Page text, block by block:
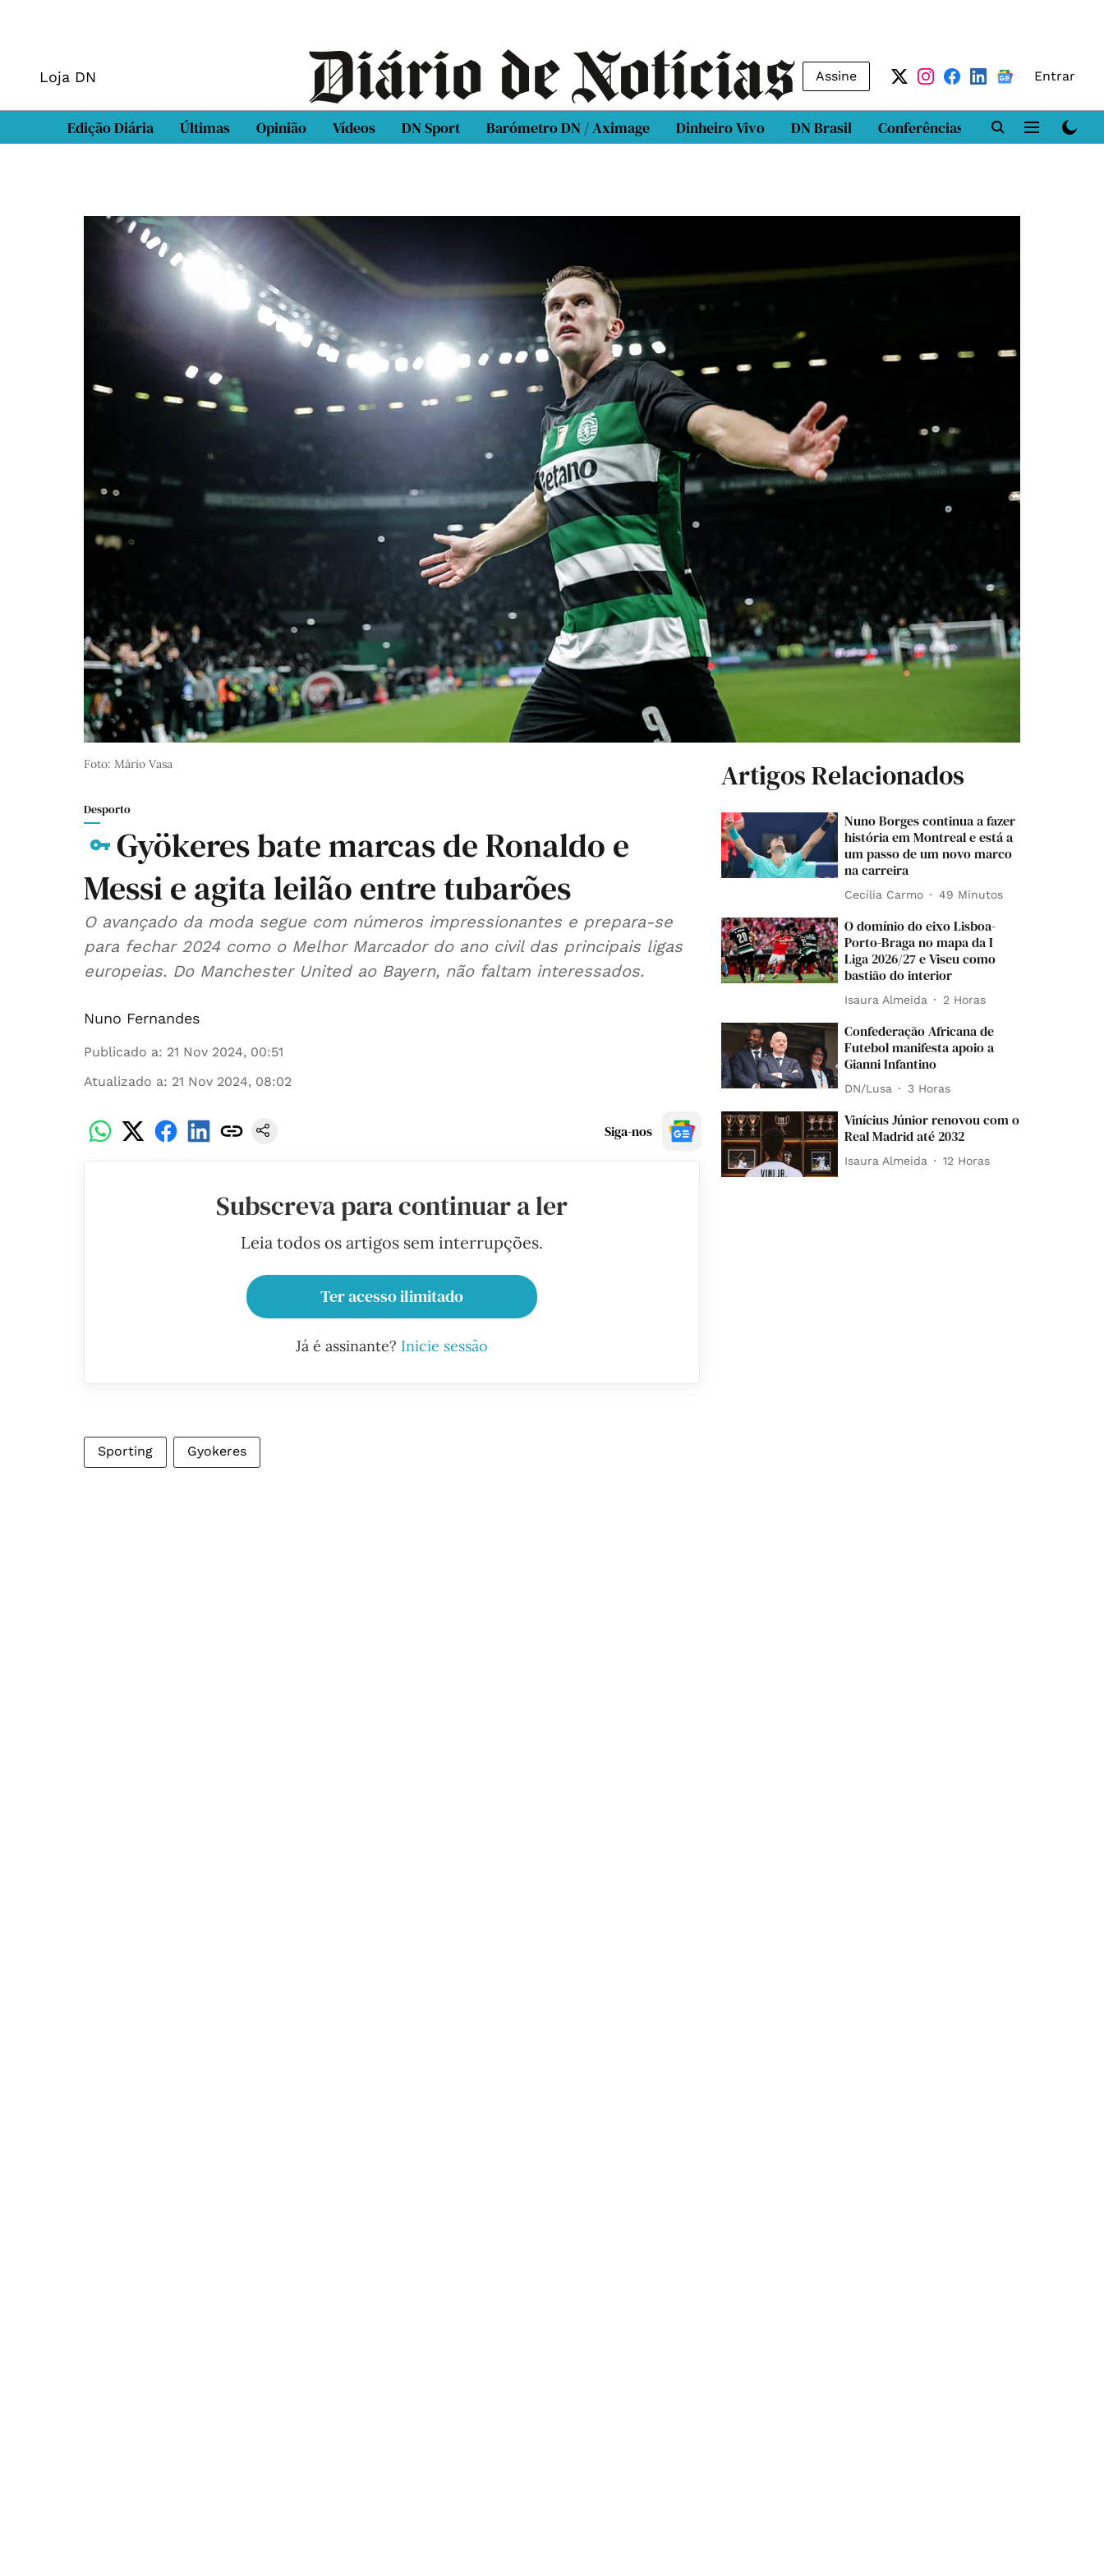
Loja DN Assine Entrar
Edição Diária Últimas Opinião Vídeos DN Sport Barómetro DN / Aximage Dinheiro Vivo DN Brasil Conferências DN LAB
Foto: Mário Vasa
Desporto
Gyökeres bate marcas de Ronaldo e
Messi e agita leilão entre tubarões
O avançado da moda segue com números impressionantes e prepara-se
para fechar 2024 como o Melhor Marcador do ano civil das principais ligas
europeias. Do Manchester United ao Bayern, não faltam interessados.
Nuno Fernandes
Publicado a: 21 Nov 2024, 00:51
Atualizado a: 21 Nov 2024, 08:02
Siga-nos
Subscreva para continuar a ler
Leia todos os artigos sem interrupções.
Ter acesso ilimitado
Já é assinante? Inicie sessão
Sporting Gyokeres
Artigos Relacionados
Nuno Borges continua a fazer
história em Montreal e está a
um passo de um novo marco
na carreira
Cecília Carmo 49 Minutos
O domínio do eixo Lisboa-
Porto-Braga no mapa da I
Liga 2026/27 e Viseu como
bastião do interior
Isaura Almeida 2 Horas
Confederação Africana de
Futebol manifesta apoio a
Gianni Infantino
DN/Lusa 3 Horas
Vinícius Júnior renovou com o
Real Madrid até 2032
Isaura Almeida 12 Horas